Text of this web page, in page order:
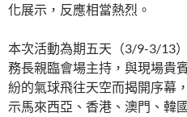
化展示，反應相當熱烈。
本次活動為期五天（3/9-3/13
務長親臨會場主持，與現場貴
紛的氣球飛往天空而揭開序幕
示馬來西亞、香港、澳門、韓